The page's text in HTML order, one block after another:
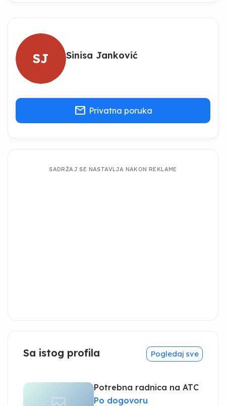
SJ Sinisa Janković
mail Privatna poruka
SADRŽAJ SE NASTAVLJA NAKON REKLAME
Sa istog profila Pogledaj sve
Potrebna radnica na ATC
Po dogovoru